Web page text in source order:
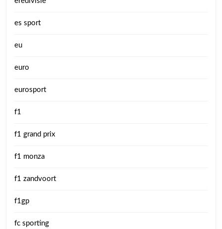
es sport
eu
euro
eurosport
f1
f1 grand prix
f1 monza
f1 zandvoort
f1gp
fc sporting